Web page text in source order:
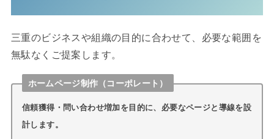
三重のビジネスや組織の目的に合わせて、必要な範囲を
無駄なくご提案します。
ホームページ制作（コーポレート）
信頼獲得・問い合わせ増加を目的に、必要なページと導線を設
計します。